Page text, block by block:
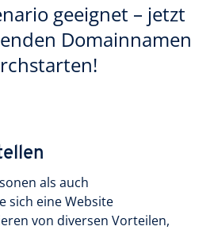
geeignet – jetzt
Domainnamen
als auch
sich eine Website
von diversen Vorteilen,